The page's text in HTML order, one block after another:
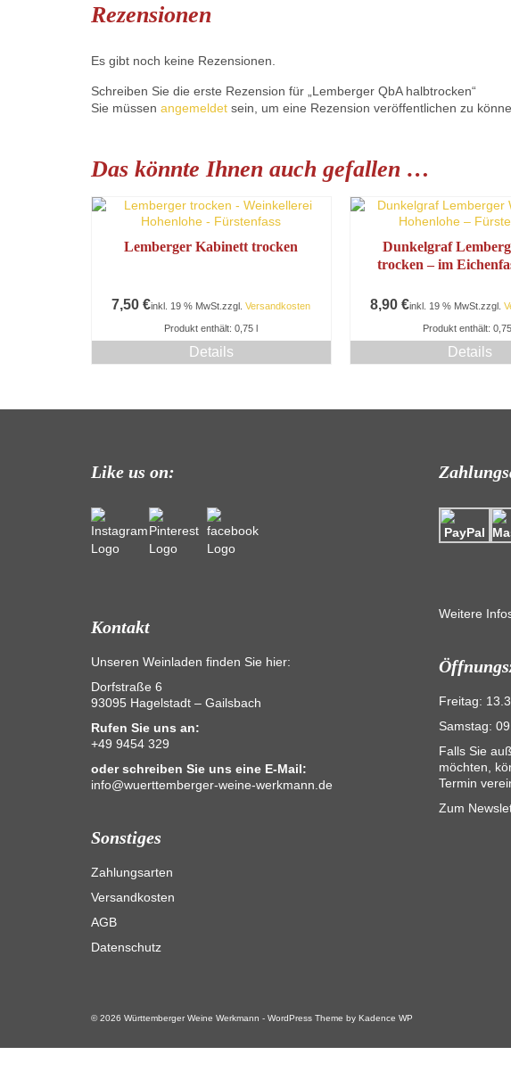
Rezensionen
Es gibt noch keine Rezensionen.
Schreiben Sie die erste Rezension für „Lemberger QbA halbtrocken“
Sie müssen angemeldet sein, um eine Rezension veröffentlichen zu
Das könnte Ihnen auch gefallen …
Lemberger Kabinett trocken
7,50€inkl. 19 % MwSt.zzgl.Versandkosten
Produkt enthält: 0,75
Details
Dunkelgraf
trocken – im
8,90€inkl. 19 % MwSt.zzgl.
Produkt enthält: 0,75
Details
Like us on:
Kontakt
Unseren Weinladen finden Sie hier:
Dorfstraße 6
93095 Hagelstadt – Gailsbach
Rufen Sie uns an:
+49 9454 329
oder schreiben Sie uns eine E-Mail:
info@wuerttemberger-weine-werkmann.de
Sonstiges
Zahlungsarten
Versandkosten
AGB
Datenschutz
Weitere
Freitag:
Samstag:
Falls Sie
möchten,
Termin
Zum
© 2026 Württemberger Weine Werkmann - WordPress Theme by Kadence WP